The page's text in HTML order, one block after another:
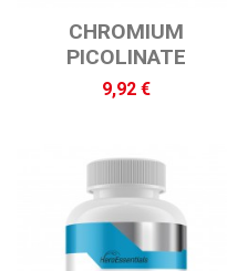
CHROMIUM
PICOLINATE
9,92 €